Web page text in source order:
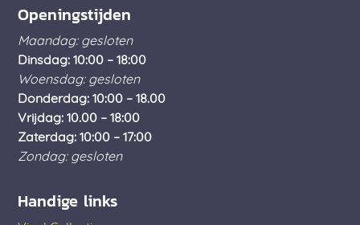
Openingstijden
Maandag: gesloten
Dinsdag: 10:00 – 18:00
Woensdag: gesloten
Donderdag: 10:00 – 18.00
Vrijdag: 10.00 – 18:00
Zaterdag: 10:00 – 17:00
Zondag: gesloten
Handige links